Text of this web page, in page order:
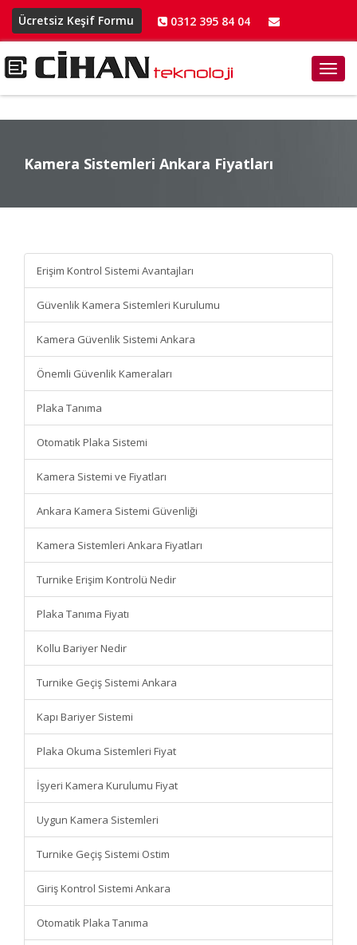
Ücretsiz Keşif Formu
0312 395 84 04
info@cihanteknoloji.net
Kamera Sistemleri Ankara Fiyatları
Erişim Kontrol Sistemi Avantajları
Güvenlik Kamera Sistemleri Kurulumu
Kamera Güvenlik Sistemi Ankara
Önemli Güvenlik Kameraları
Plaka Tanıma
Otomatik Plaka Sistemi
Kamera Sistemi ve Fiyatları
Ankara Kamera Sistemi Güvenliği
Kamera Sistemleri Ankara Fiyatları
Turnike Erişim Kontrolü Nedir
Plaka Tanıma Fiyatı
Kollu Bariyer Nedir
Turnike Geçiş Sistemi Ankara
Kapı Bariyer Sistemi
Plaka Okuma Sistemleri Fiyat
İşyeri Kamera Kurulumu Fiyat
Uygun Kamera Sistemleri
Turnike Geçiş Sistemi Ostim
Giriş Kontrol Sistemi Ankara
Otomatik Plaka Tanıma